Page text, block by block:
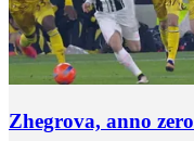
Zhegrova, anno zero